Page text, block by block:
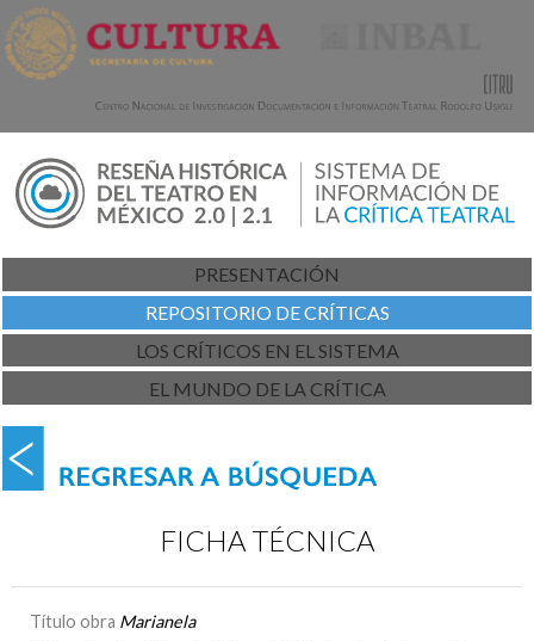
PRESENTACIÓN
REPOSITORIO DE CRÍTICAS
LOS CRÍTICOS EN EL SISTEMA
EL MUNDO DE LA CRÍTICA
FICHA TÉCNICA
Título obra Marianela